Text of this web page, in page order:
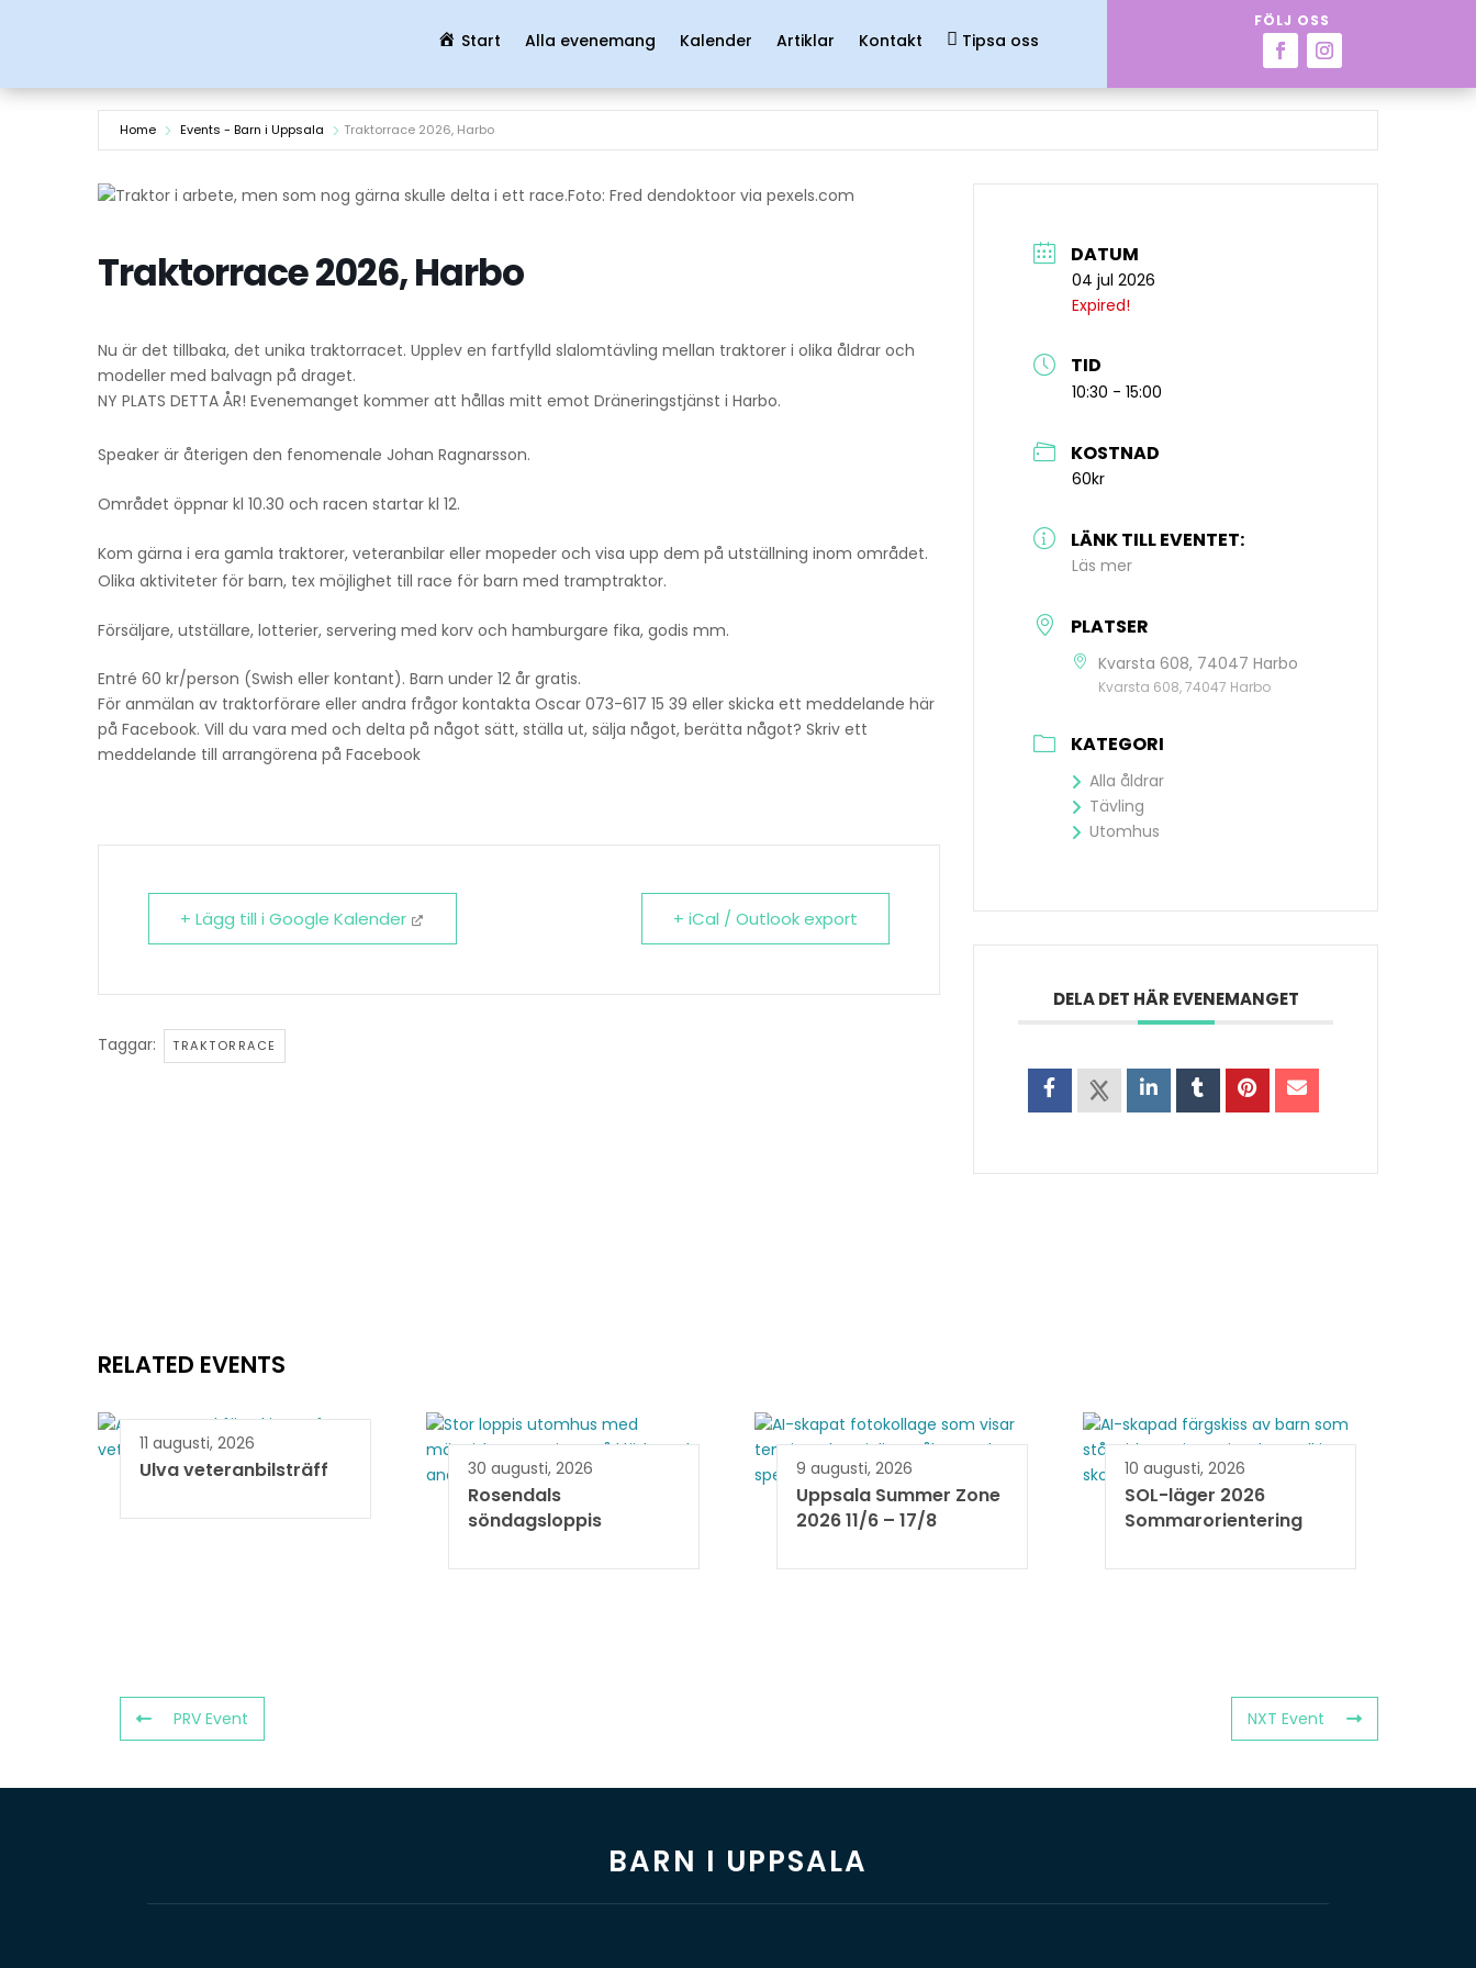
Start Alla evenemang Kalender Artiklar Kontakt Tipsa oss
FÖLJ OSS
Home Events - Barn i Uppsala Traktorrace 2026, Harbo
Foto: Fred dendoktoor via pexels.com
Traktorrace 2026, Harbo
Nu är det tillbaka, det unika traktorracet. Upplev en fartfylld slalomtävling mellan traktorer i olika åldrar och
modeller med balvagn på draget.
NY PLATS DETTA ÅR! Evenemanget kommer att hållas mitt emot Dräneringstjänst i Harbo.
Speaker är återigen den fenomenale Johan Ragnarsson.
Området öppnar kl 10.30 och racen startar kl 12.
Kom gärna i era gamla traktorer, veteranbilar eller mopeder och visa upp dem på utställning inom området.
Olika aktiviteter för barn, tex möjlighet till race för barn med tramptraktor.
Försäljare, utställare, lotterier, servering med korv och hamburgare fika, godis mm.
Entré 60 kr/person (Swish eller kontant). Barn under 12 år gratis.
För anmälan av traktorförare eller andra frågor kontakta Oscar 073-617 15 39 eller skicka ett meddelande här
på Facebook. Vill du vara med och delta på något sätt, ställa ut, sälja något, berätta något? Skriv ett
meddelande till arrangörena på Facebook
+ Lägg till i Google Kalender + iCal / Outlook export
Taggar: TRAKTORRACE
DATUM
04 jul 2026
Expired!
TID
10:30 - 15:00
KOSTNAD
60kr
LÄNK TILL EVENTET:
Läs mer
PLATSER
Kvarsta 608, 74047 Harbo
Kvarsta 608, 74047 Harbo
KATEGORI
Alla åldrar
Tävling
Utomhus
DELA DET HÄR EVENEMANGET
RELATED EVENTS
11 augusti, 2026
Ulva veteranbilsträff 30 augusti, 2026
Rosendals
söndagsloppis
9 augusti, 2026
Uppsala Summer Zone
2026 11/6 – 17/8 ​
10 augusti, 2026
SOL-läger 2026
Sommarorientering
PRV Event NXT Event
BARN I UPPSALA